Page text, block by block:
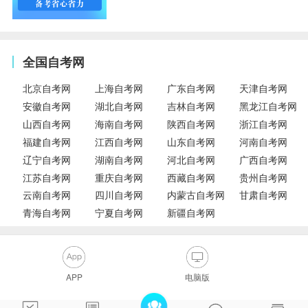
全国自考网
北京自考网 上海自考网 广东自考网
天津自考网
安徽自考网
湖北自考网 吉林自考网
黑龙江自考网
山西自考网
海南自考网 陕西自考网
浙江自考网
福建自考网
江西自考网 山东自考网
河南自考网
辽宁自考网
湖南自考网 河北自考网
广西自考网
江苏自考网
重庆自考网 西藏自考网
贵州自考网
云南自考网
四川自考网 内蒙古自考网
甘肃自考网
青海自考网
宁夏自考网 新疆自考网
APP 电脑版